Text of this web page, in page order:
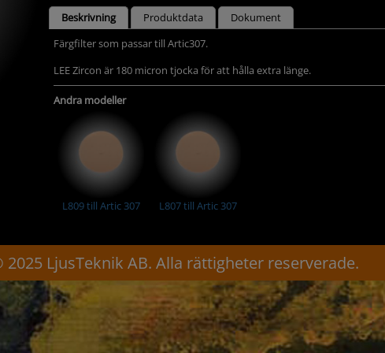
Beskrivning Produktdata
Dokument
Färgfilter som passar till Artic307.
LEE Zircon är 180 micron tjocka för att hålla extra länge.
Andra modeller
L809 till Artic 307 L807 till Artic 307
LjusTeknik AB. Alla rättigheter reserverade.